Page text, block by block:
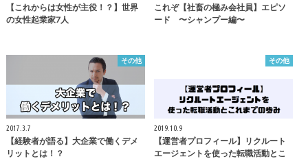
【これからは女性が主役！？】世界
の女性起業家7人
これぞ【社畜の極み会社員】エピソ
ード 〜シャンプー編〜
その他
2017.3.7
【経験者が語る】大企業で働くデメ
リットとは！？
その他
2019.10.9
【運営者プロフィール】リクルート
エージェントを使った転職活動とこ